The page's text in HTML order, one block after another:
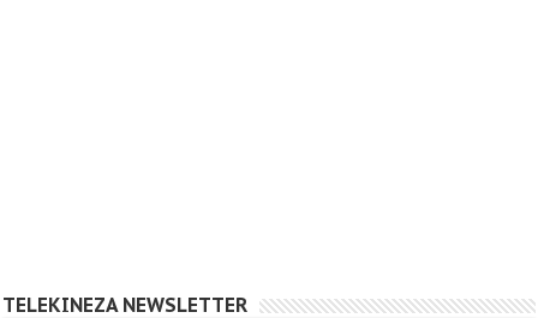
TELEKINEZA NEWSLETTER